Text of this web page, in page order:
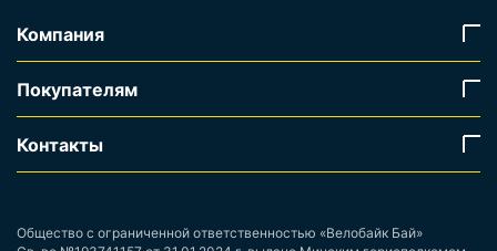
Компания
Покупателям
Контакты
Общество с ограниченной ответственностью «Велобайк Бай»